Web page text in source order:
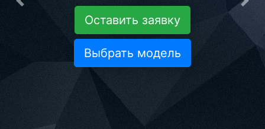
Оставить заявку
Выбрать модель
Предыдущая